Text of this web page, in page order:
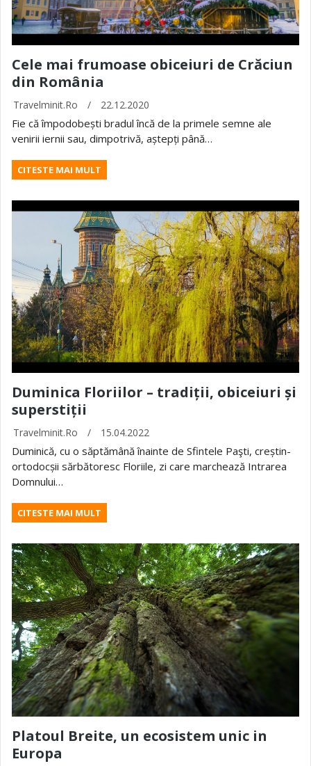
Cele mai frumoase obiceiuri de Crăciun
din România
Travelminit.ro / 22.12.2020
Fie că împodobești bradul încă de la primele semne ale
venirii iernii sau, dimpotrivă, aștepți până…
CITESTE MAI MULT
Duminica Floriilor – tradiții, obiceiuri și
superstiții
Travelminit.ro / 15.04.2022
Duminică, cu o săptămână înainte de Sfintele Paşti, creștin-
ortodocșii sărbătoresc Floriile, zi care marchează Intrarea
Domnului…
CITESTE MAI MULT
Platoul Breite, un ecosistem unic in
Europa